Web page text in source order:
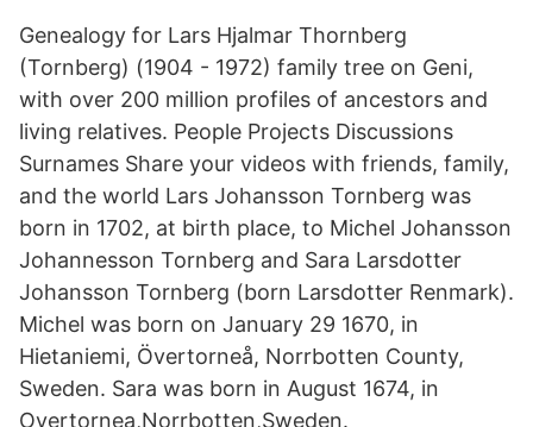
Genealogy for Lars Hjalmar Thornberg
(Tornberg) (1904 - 1972) family tree on Geni,
with over 200 million profiles of ancestors and
living relatives. People Projects Discussions
Surnames Share your videos with friends, family,
and the world Lars Johansson Tornberg was
born in 1702, at birth place, to Michel Johansson
Johannesson Tornberg and Sara Larsdotter
Johansson Tornberg (born Larsdotter Renmark).
Michel was born on January 29 1670, in
Hietaniemi, Övertorneå, Norrbotten County,
Sweden. Sara was born in August 1674, in
Overtornea,Norrbotten,Sweden.